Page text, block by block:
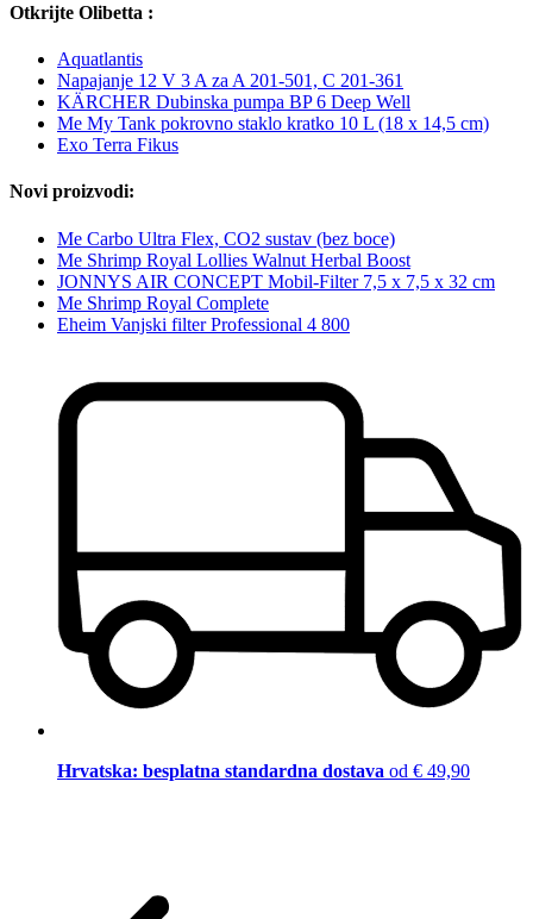
Otkrijte Olibetta :
Aquatlantis
Napajanje 12 V 3 A za A 201-501, C 201-361
KÄRCHER Dubinska pumpa BP 6 Deep Well
Me My Tank pokrovno staklo kratko 10 L (18 x 14,5 cm)
Exo Terra Fikus
Novi proizvodi:
Me Carbo Ultra Flex, CO2 sustav (bez boce)
Me Shrimp Royal Lollies Walnut Herbal Boost
JONNYS AIR CONCEPT Mobil-Filter 7,5 x 7,5 x 32 cm
Me Shrimp Royal Complete
Eheim Vanjski filter Professional 4 800
Hrvatska: besplatna standardna dostava od € 49,90